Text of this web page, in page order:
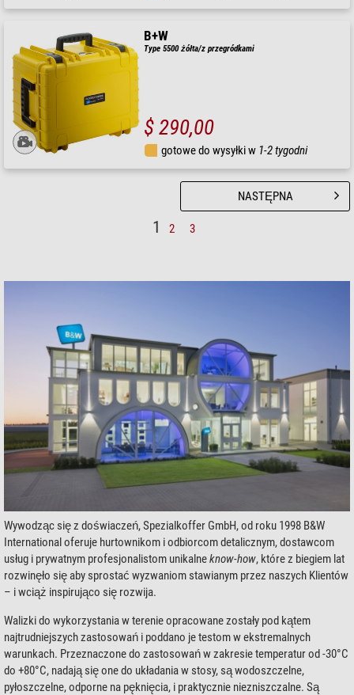
B+W
Type 5500 żółta/z przegródkami
$ 290,00
gotowe do wysyłki w 1-2 tygodni
1 2 3
NASTĘPNA
Wywodząc się z doświaczeń, Spezialkoffer GmbH, od roku 1998 B&W
International oferuje hurtownikom i odbiorcom detalicznym, dostawcom
usług i prywatnym profesjonalistom unikalneknow-how, które z biegiem lat
rozwinęło się aby sprostać wyzwaniom stawianym przez naszych Klientów
– i wciąż inspirująco się rozwija.
Walizki do wykorzystania w terenie opracowane zostały pod kątem
najtrudniejszych zastosowań i poddano je testom w ekstremalnych
warunkach. Przeznaczone do zastosowań w zakresie temperatur od -30°C
do +80°C, nadają się one do układania w stosy, są wodoszczelne,
pyłoszczelne, odporne na pęknięcia, i praktycznie niezniszczalne. Są